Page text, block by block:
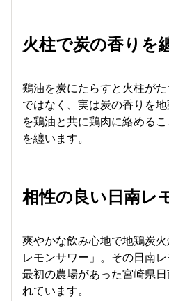
火柱で炭の香りを
鶏油を炭にたらすと火柱が
ではなく、実は炭の香りを
を鶏油と共に鶏肉に絡める
を纏います。
相性の良い日南レ
爽やかな飲み心地で地鶏炭
レモンサワー」。その日南
最初の農場があった宮崎県
れています。